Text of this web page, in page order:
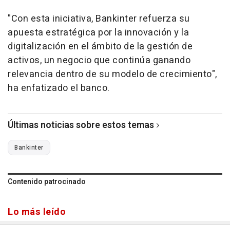
"Con esta iniciativa, Bankinter refuerza su
apuesta estratégica por la innovación y la
digitalización en el ámbito de la gestión de
activos, un negocio que continúa ganando
relevancia dentro de su modelo de crecimiento",
ha enfatizado el banco.
Últimas noticias sobre estos temas
Bankinter
Contenido patrocinado
Lo más leído